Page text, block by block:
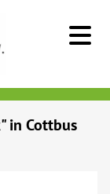
in Cottbus